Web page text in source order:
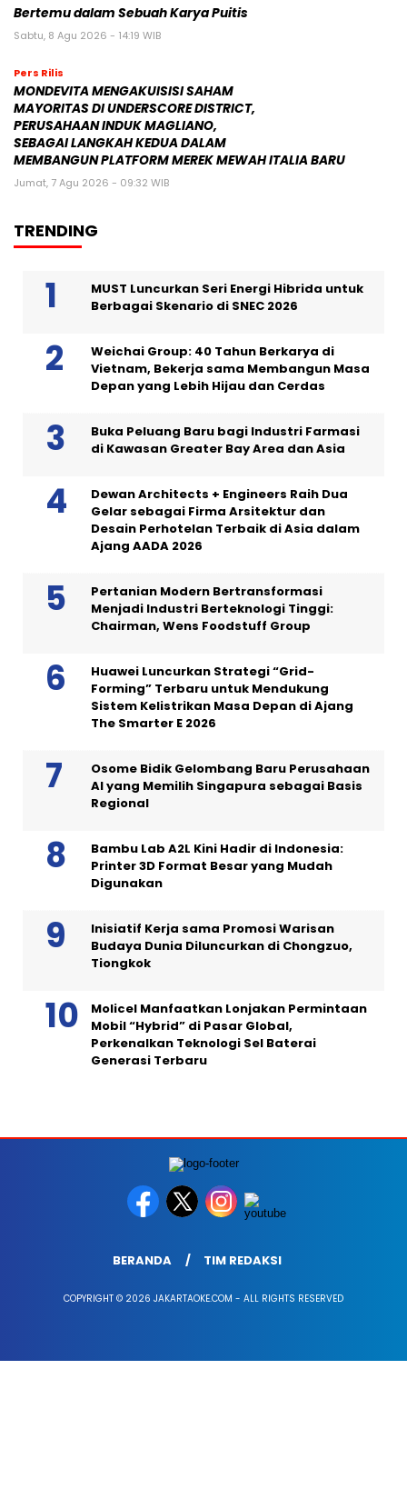
Bertemu dalam Sebuah Karya Puitis
Sabtu, 8 Agu 2026 - 14:19 WIB
Pers Rilis
MONDEVITA MENGAKUISISI SAHAM
MAYORITAS DI UNDERSCORE DISTRICT,
PERUSAHAAN INDUK MAGLIANO,
SEBAGAI LANGKAH KEDUA DALAM
MEMBANGUN PLATFORM MEREK MEWAH ITALIA BARU
Jumat, 7 Agu 2026 - 09:32 WIB
TRENDING
MUST Luncurkan Seri Energi Hibrida untuk
Berbagai Skenario di SNEC 2026
Weichai Group: 40 Tahun Berkarya di
Vietnam, Bekerja sama Membangun Masa
Depan yang Lebih Hijau dan Cerdas
Buka Peluang Baru bagi Industri Farmasi
di Kawasan Greater Bay Area dan Asia
Dewan Architects + Engineers Raih Dua
Gelar sebagai Firma Arsitektur dan
Desain Perhotelan Terbaik di Asia dalam
Ajang AADA 2026
Pertanian Modern Bertransformasi
Menjadi Industri Berteknologi Tinggi:
Chairman, Wens Foodstuff Group
Huawei Luncurkan Strategi “Grid-
Forming” Terbaru untuk Mendukung
Sistem Kelistrikan Masa Depan di Ajang
The Smarter E 2026
Osome Bidik Gelombang Baru Perusahaan
AI yang Memilih Singapura sebagai Basis
Regional
Bambu Lab A2L Kini Hadir di Indonesia:
Printer 3D Format Besar yang Mudah
Digunakan
Inisiatif Kerja sama Promosi Warisan
Budaya Dunia Diluncurkan di Chongzuo,
Tiongkok
Molicel Manfaatkan Lonjakan Permintaan
Mobil “Hybrid” di Pasar Global,
Perkenalkan Teknologi Sel Baterai
Generasi Terbaru
BERANDA TIM REDAKSI
COPYRIGHT © 2026 JAKARTAOKE.COM - ALL RIGHTS RESERVED